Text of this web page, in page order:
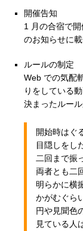
開催告知
1 月の合宿で
のお知らせに載
ルールの制定
Web での気配
りをしている
決まったルール
開始時はぐ
目隠しをし
二回まで振
両者とも二
明らかに横
かがむぐら
円や見聞色
見ている人